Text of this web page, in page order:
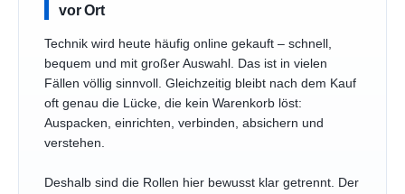
vor Ort
Technik wird heute häufig online gekauft – schnell,
bequem und mit großer Auswahl. Das ist in vielen
Fällen völlig sinnvoll. Gleichzeitig bleibt nach dem Kauf
oft genau die Lücke, die kein Warenkorb löst:
Auspacken, einrichten, verbinden, absichern und
verstehen.
Deshalb sind die Rollen hier bewusst klar getrennt. Der